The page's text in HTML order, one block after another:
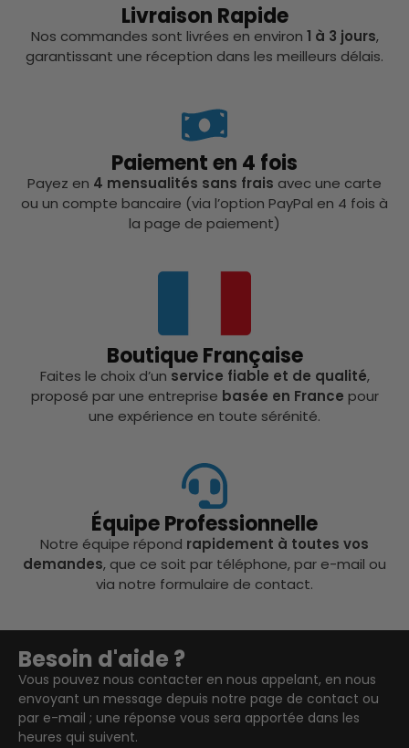
Livraison Rapide
Nos commandes sont livrées en environ 1 à 3 jours,
garantissant une réception dans les meilleurs délais.
Paiement en 4 fois
Payez en 4 mensualités sans frais avec une carte
ou un compte bancaire (via l’option PayPal en 4 fois à
la page de paiement)
Boutique Française
Faites le choix d’un service fiable et de qualité,
proposé par une entreprise basée en France pour
une expérience en toute sérénité.
Équipe Professionnelle
Notre équipe répond rapidement à toutes vos
demandes, que ce soit par téléphone, par e-mail ou
via notre formulaire de contact.
Besoin d'aide ?
Vous pouvez nous contacter en nous appelant, en nous
envoyant un message depuis notre page de contact ou
par e-mail ; une réponse vous sera apportée dans les
heures qui suivent.